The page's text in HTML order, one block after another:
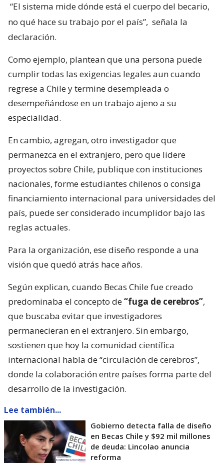
“El sistema mide dónde está el cuerpo del becario,
no qué hace su trabajo por el país”, señala la
declaración.
Como ejemplo, plantean que una persona puede
cumplir todas las exigencias legales aun cuando
regrese a Chile y termine desempleada o
desempeñándose en un trabajo ajeno a su
especialidad.
En cambio, agregan, otro investigador que
permanezca en el extranjero, pero que lidere
proyectos sobre Chile, publique con instituciones
nacionales, forme estudiantes chilenos o consiga
financiamiento internacional para universidades del
país, puede ser considerado incumplidor bajo las
reglas actuales.
Para la organización, ese diseño responde a una
visión que quedó atrás hace años.
Según explican, cuando Becas Chile fue creado
predominaba el concepto de“fuga de cerebros”,
que buscaba evitar que investigadores
permanecieran en el extranjero. Sin embargo,
sostienen que hoy la comunidad científica
internacional habla de “circulación de cerebros”,
donde la colaboración entre países forma parte del
desarrollo de la investigación.
Lee también...
Gobierno detecta falla de diseño
en Becas Chile y $92 mil millones
de deuda: Lincolao anuncia
reforma